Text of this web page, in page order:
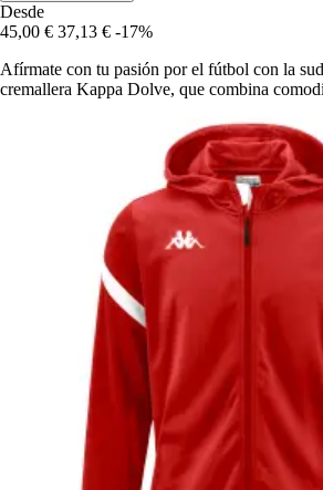
Desde
45,00 € 37,13 € -17%
Afírmate con tu pasión por el fútbol con la
cremallera Kappa Dolve, que combina